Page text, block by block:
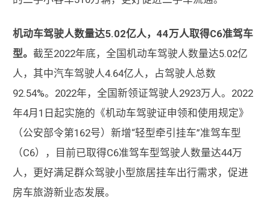
机动车驾驶人数量达5.02亿人，44万人取得C6准驾车
型。 截至2022年底，全国机动车驾驶人数量达5.02亿
人，其中汽车驾驶人4.64亿人，占驾驶人总数
92.54%。2022年，全国新领证驾驶人2923万人。2022
年4月1日起实施的《机动车驾驶证申领和使用规定》
（公安部令第162号）新增“轻型牵引挂车”准驾车型
（C6），目前已取得C6准驾车型驾驶人数量达44万
人，更好满足群众驾驶小型旅居挂车出行需求，促进
房车旅游新业态发展。